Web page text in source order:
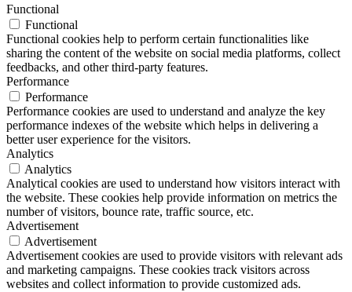
Functional
Functional
Functional cookies help to perform certain functionalities like
sharing the content of the website on social media platforms, collect
feedbacks, and other third-party features.
Performance
Performance
Performance cookies are used to understand and analyze the key
performance indexes of the website which helps in delivering a
better user experience for the visitors.
Analytics
Analytics
Analytical cookies are used to understand how visitors interact with
the website. These cookies help provide information on metrics the
number of visitors, bounce rate, traffic source, etc.
Advertisement
Advertisement
Advertisement cookies are used to provide visitors with relevant ads
and marketing campaigns. These cookies track visitors across
websites and collect information to provide customized ads.